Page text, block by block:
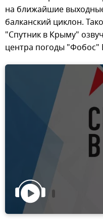
на ближайшие
балканский циклон.
"Спутник в Крыму"
центра погоды "Фобос"